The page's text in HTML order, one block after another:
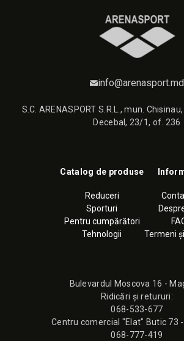
info@arenasport.md
S.C. ARENASPORT S.R.L., mun.
Decebal, 23/1, of. 236
Catalog de produse
Reduceri
Sporturi
Pentru cumpărători
Tehnologii
Termeni
Bulevardul Moscova 16 -
Ridicări și retururi:
068-533-677
Сentru comercial "Elat" Butic 73
068-777-419